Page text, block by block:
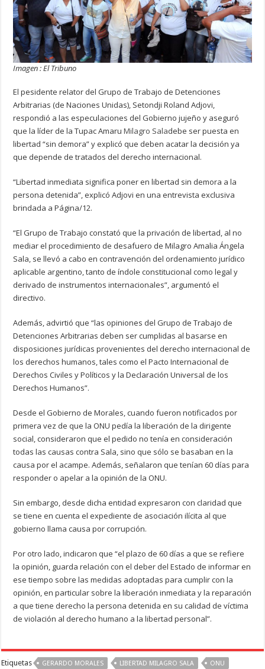
Imagen : El Tribuno
El pesidente relator del Grupo de Trabajo de Detenciones
Arbitrarias (de Naciones Unidas), Setondji Roland Adjovi,
respondió a las especulaciones del Gobierno jujeño y aseguró
que la líder de la Tupac AmaruMilagro Saladebe ser puesta en
libertad “sin demora” y explicó que deben acatar la decisión ya
que depende de tratados del derecho internacional.
“Libertad inmediata significa poner en libertad sin demora a la
persona detenida”, explicó Adjovi en una entrevista exclusiva
brindada a Página/12.
“El Grupo de Trabajo constató que la privación de libertad, al no
mediar el procedimiento de desafuero de Milagro Amalia Ángela
Sala, se llevó a cabo en contravención del ordenamiento jurídico
aplicable argentino, tanto de índole constitucional como legal y
derivado de instrumentos internacionales”, argumentó el
directivo.
Además, advirtió que “las opiniones del Grupo de Trabajo de
Detenciones Arbitrarias deben ser cumplidas al basarse en
disposiciones jurídicas provenientes del derecho internacional de
los derechos humanos, tales como el Pacto Internacional de
Derechos Civiles y Políticos y la Declaración Universal de los
Derechos Humanos”.
Desde el Gobierno de Morales, cuando fueron notificados por
primera vez de que la ONU pedía la liberación de la dirigente
social, consideraron que el pedido no tenía en consideración
todas las causas contra Sala, sino que sólo se basaban en la
causa por el acampe. Además, señalaron que tenían 60 días para
responder o apelar a la opinión de la ONU.
Sin embargo, desde dicha entidad expresaron con claridad que
se tiene en cuenta el expediente de asociación ilícita al que
gobierno llama causa por corrupción.
Por otro lado, indicaron que “el plazo de 60 días a que se refiere
la opinión, guarda relación con el deber del Estado de informar en
ese tiempo sobre las medidas adoptadas para cumplir con la
opinión, en particular sobre la liberación inmediata y la reparación
a que tiene derecho la persona detenida en su calidad de víctima
de violación al derecho humano a la libertad personal”.
Etiquetas GERARDO MORALES LIBERTAD MILAGRO SALA ONU